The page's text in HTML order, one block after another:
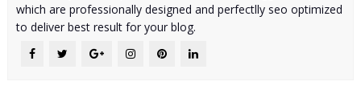
which are professionally designed and perfectlly seo optimized
to deliver best result for your blog.